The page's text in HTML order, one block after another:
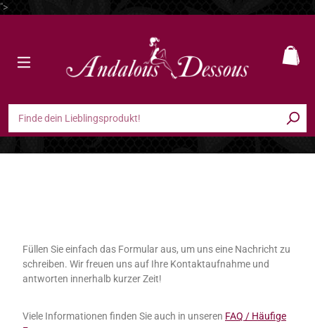
">
Füllen Sie einfach das Formular aus, um uns eine Nachricht zu
schreiben. Wir freuen uns auf Ihre Kontaktaufnahme und
antworten innerhalb kurzer Zeit!
Viele Informationen finden Sie auch in unseren FAQ / Häufige